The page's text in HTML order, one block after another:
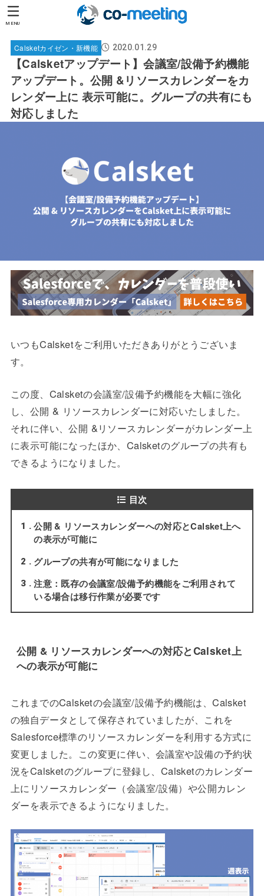
MENU
Calsketカイゼン・新機能 2020.01.29
【Calsketアップデート】会議室/設備予約機能
アップデート。公開 &リソースカレンダーをカ
レンダー上に 表示可能に。グループの共有にも
対応しました
いつもCalsketをご利用いただきありがとうございま
す。
この度、Calsketの会議室/設備予約機能を大幅に強化
し、公開 & リソースカレンダーに対応いたしました。
それに伴い、公開 &リソースカレンダーがカレンダー上
に表示可能になったほか、Calsketのグループの共有も
できるようになりました。
目次
1
公開 & リソースカレンダーへの対応とCalsket上へ
の表示が可能に
2 グループの共有が可能になりました
3
注意：既存の会議室/設備予約機能をご利用されて
いる場合は移行作業が必要です
公開 & リソースカレンダーへの対応とCalsket上
への表示が可能に
これまでのCalsketの会議室/設備予約機能は、Calsket
の独自データとして保存されていましたが、これを
Salesforce標準のリソースカレンダーを利用する方式に
変更しました。この変更に伴い、会議室や設備の予約状
況をCalsketのグループに登録し、Calsketのカレンダー
上にリソースカレンダー（会議室/設備）や公開カレン
ダーを表示できるようになりました。